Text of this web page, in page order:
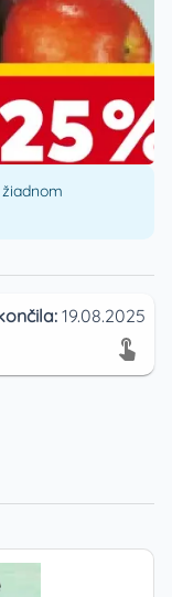
19.08.2025